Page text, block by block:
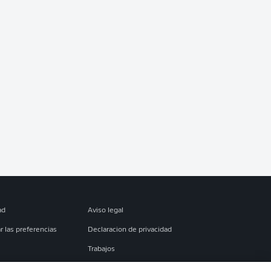
Aviso legal
las preferencias Declaracion de privacidad
Trabajos